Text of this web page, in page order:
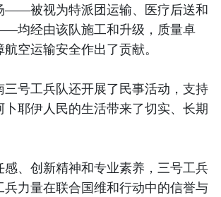
——被视为特派团运输、医疗后送和
均经由该队施工和升级，质量卓
空运输安全作出了贡献。
三号工兵队还开展了民事活动，支持
卜耶伊人民的生活带来了切实、长期
感、创新精神和专业素养，三号工兵
兵力量在联合国维和行动中的信誉与